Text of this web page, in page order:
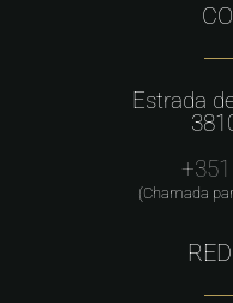
Estrada
(Chamada